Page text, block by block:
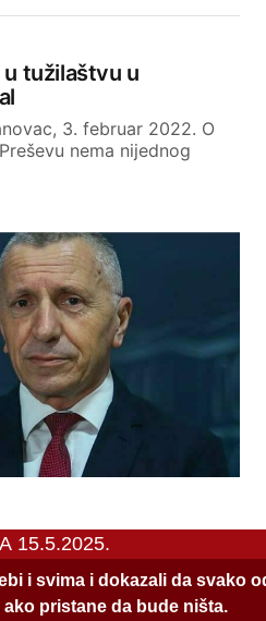
u tužilaštvu u
3. februar 2022. O
nema nijednog
15.5.2025.
i svima i dokazali da svako
pristane da bude ništa.